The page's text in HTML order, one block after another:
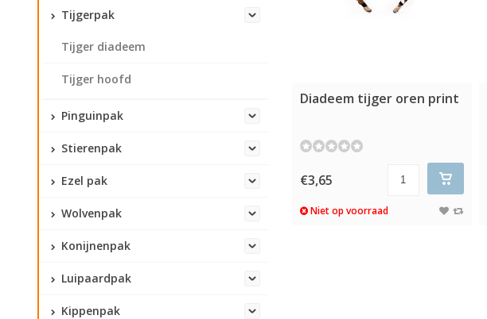
Tijgerpak
Tijger diadeem
Tijger hoofd
Pinguinpak
Stierenpak
Ezel pak
Wolvenpak
Konijnenpak
Luipaardpak
Kippenpak
Diadeem tijger oren print
€3,65
Niet op voorraad